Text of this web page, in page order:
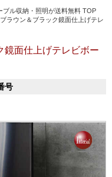
ル収納・照明が送料無料 TOP
ラウン＆ブラック鏡面仕上げテレ
鏡面仕上げテレビボー
号